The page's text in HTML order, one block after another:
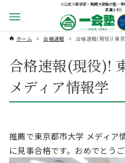
≪公式≫医学部・難関大受験の塾・予
武蔵小杉)
ホーム 合格速報 合格速報(現役)! 東
合格速報(現役)!
メディア情報学
推薦で東京都市大学 メディア
に見事合格です。おめでとう